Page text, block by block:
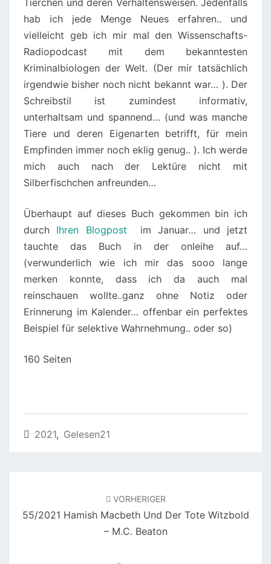
D
E
S
I
P
L
O
M
-
B
I
L
O
G
E
N
D
O
C
E
U
E
D
I
Tierchen und deren Verhaltensweisen. Jedenfalls
hab ich jede Menge Neues erfahren.. und
vielleicht geb ich mir mal den Wissenschafts-
Radiopodcast mit dem bekanntesten
Kriminalbiologen der Welt. (Der mir tatsächlich
irgendwie bisher noch nicht bekannt war… ). Der
Schreibstil ist zumindest informativ,
unterhaltsam und spannend… (und was manche
Tiere und deren Eigenarten betrifft, für mein
Empfinden immer noch eklig genug.. ). Ich werde
mich auch nach der Lektüre nicht mit
Silberfischchen anfreunden…
Überhaupt auf dieses Buch gekommen bin ich
durch Ihren Blogpost im Januar… und jetzt
tauchte das Buch in der onleihe auf…
(verwunderlich wie ich mir das sooo lange
merken konnte, dass ich da auch mal
reinschauen wollte..ganz ohne Notiz oder
Erinnerung im Kalender… offenbar ein perfektes
Beispiel für selektive Wahrnehmung.. oder so)
160 Seiten
2021, Gelesen21
VORHERIGER
55/2021 Hamish Macbeth Und Der Tote Witzbold
– M.C. Beaton